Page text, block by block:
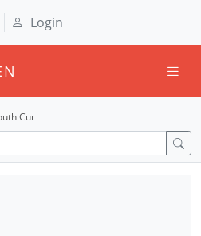
Login
Cur